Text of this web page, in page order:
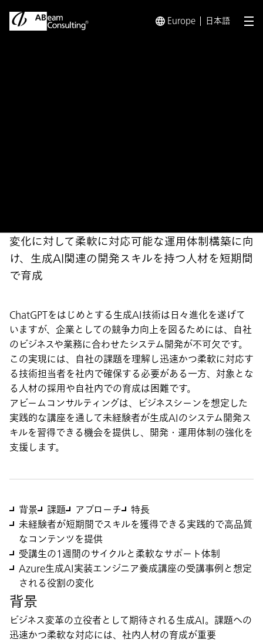
Europe 日本語 メ
変化に対して柔軟に対応可能な運用体制構築に向
け、生成AI関連の開発スキルを持つ人材を短期間
で育成
ChatGPTをはじめとする生成AI技術は日々進化を遂げて
いますが、企業としての競争力向上を図るためには、自社
のビジネスや業務に合わせたシステム開発が不可欠です。
この実現には、自社の課題を理解し迅速かつ柔軟に対応す
る技術担当者を社内で確保する必要がある一方、対象とな
る人材の採用や自社内での育成は困難です。
アビームコンサルティングは、ビジネスシーンを想定した
実践的な講座を通して未経験者が生成AIのシステム開発ス
キルを習得できる機会を提供し、開発・運用体制の強化を
支援します。
背景 課題 アプローチ
特長
未経験者が短期間でスキルを獲得できる実践的で高品質
なコンテンツを提供
受講生の1週間のサイクルと柔軟なサポート体制
Azure生成AI実装エンジニア養成講座の受講事例と想定
される役割の変化
背景
ビジネス変革の立役者として期待される生成AI。課題への
迅速かつ柔軟な対応には、社内人材の育成が重要